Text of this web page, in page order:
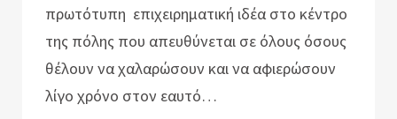
πρωτότυπη επιχειρηματική ιδέα στο κέντρο
της πόλης που απευθύνεται σε όλους όσους
θέλουν να χαλαρώσουν και να αφιερώσουν
λίγο χρόνο στον εαυτό…